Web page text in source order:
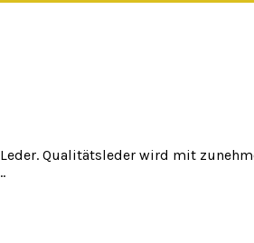
Qualitätsleder wird mit